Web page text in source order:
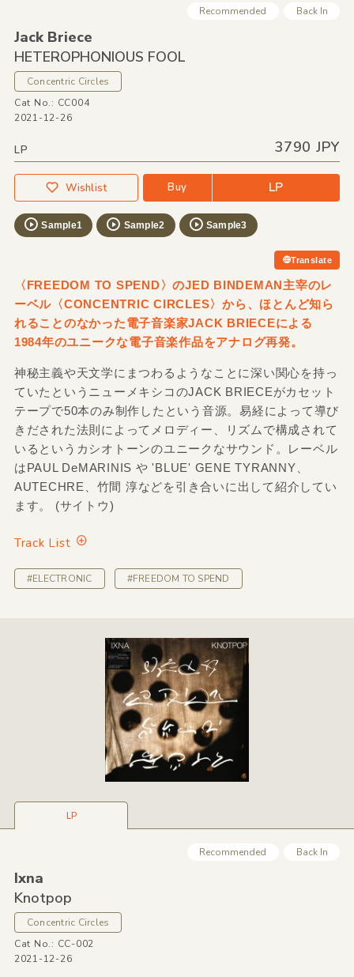
Recommended Back In
Jack Briece
HETEROPHONIOUS FOOL
Concentric Circles
Cat No.: CC004
2021-12-26
LP 3790 JPY
Wishlist Buy LP
Sample1 Sample2 Sample3
Translate
〈FREEDOM TO SPEND〉のJED BINDEMAN主宰のレ
ーベル〈CONCENTRIC CIRCLES〉から、ほとんど知ら
れることのなかった電子音楽家JACK BRIECEによる
1984年のユニークな電子音楽作品をアナログ再発。
神秘主義や天文学にまつわるようなことに深い関心を持っ
ていたというニューメキシコのJACK BRIECEがカセット
テープで50本のみ制作したという音源。易経によって導び
きだされた法則によってメロディー、リズムで構成されて
いるというカシオトーンのユニークなサウンド。レーベル
はPAUL DeMARINIS や 'BLUE' GENE TYRANNY、
AUTECHRE、竹間 淳などを引き合いに出して紹介してい
ます。 (サイトウ)
Track List
#ELECTRONIC #FREEDOM TO SPEND
LP
Recommended Back In
Ixna
Knotpop
Concentric Circles
Cat No.: CC-002
2021-12-26